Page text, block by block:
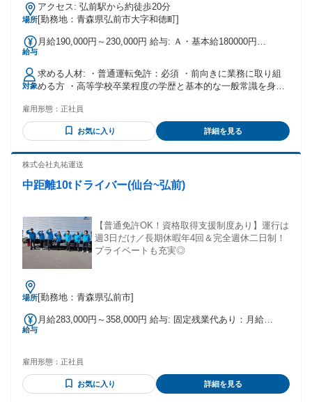
場所
アクセス: 弘前駅から約徒歩20分
[勤務地：青森県弘前市大字和徳町]
給与
月給190,000円～230,000円 給与: Ａ・基本給180000円
190000~230000円 昇給（年1回） 賞与（8月12月）年2回
対象
求める人材: ・普通運転免許：必須 ・前向きに業務に取り組
める方 ・高等学校卒業程度の学歴と基本的な一般常識を身に
雇用形態： 正社員
お気に入り 詳細を見る
株式会社丸祐運送
中距離10tドライバー(仙台~弘前)
【普通免許OK！資格取得支援制度あり】運行は
週3日だけ／長期休暇年4回＆完全週休二日制！
プライベートも充実◎
場所[勤務地：青森県弘前市]
給与
月給283,000円～358,000円 給与: 固定残業代あり：月給
追加で支給する。
雇用形態： 正社員
お気に入り 詳細を見る